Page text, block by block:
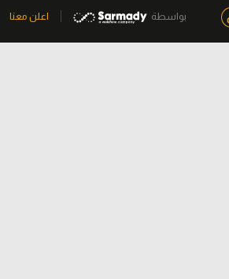
بواسطة اعلن معنا